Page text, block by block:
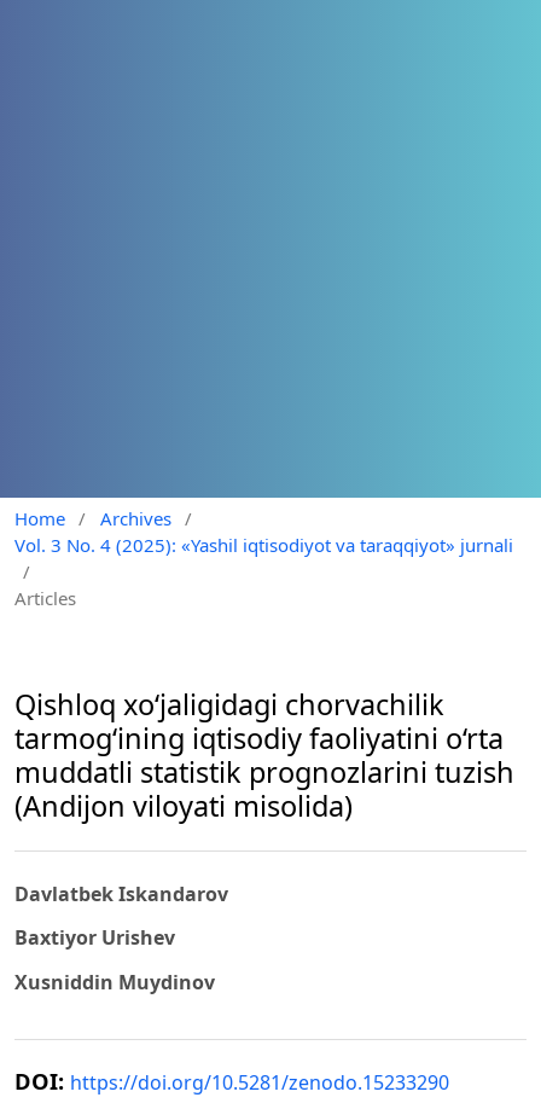
Home / Archives /
Vol. 3 No. 4 (2025): «Yashil iqtisodiyot va taraqqiyot» jurnali
/
Articles
Qishloq xo‘jaligidagi chorvachilik
tarmog‘ining iqtisodiy faoliyatini o‘rta
muddatli statistik prognozlarini tuzish
(Andijon viloyati misolida)
Davlatbek Iskandarov
Baxtiyor Urishev
Xusniddin Muydinov
DOI: https://doi.org/10.5281/zenodo.15233290